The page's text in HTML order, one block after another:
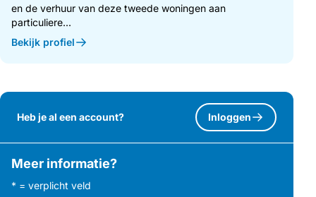
en de verhuur van deze tweede woningen aan
particuliere...
Bekijk profiel
Heb je al een account? Inloggen
Meer informatie?
* = verplicht veld